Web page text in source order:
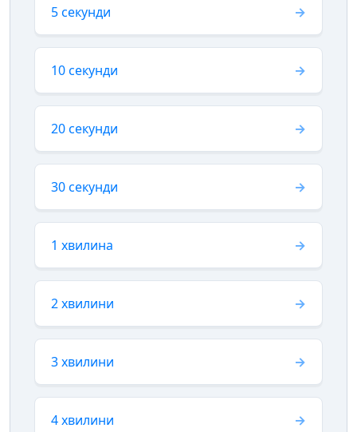
5 секунди
10 секунди
20 секунди
30 секунди
1 хвилина
2 хвилини
3 хвилини
4 хвилини